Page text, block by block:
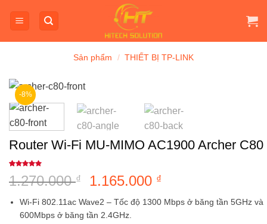
qua
Sản phẩm / THIẾT BỊ TP-LINK
-8%
Router Wi-Fi MU-MIMO AC1900 Archer C80
dựa trên
đánh giá
1.270.000₫
Giá
gốc
là:
1.165.000 ₫
hiện
tại
Wi-Fi 802.11ac Wave2 – Tốc độ 1300 Mbps ở băng tần 5GHz và
600Mbps ở băng tần 2.4GHz.